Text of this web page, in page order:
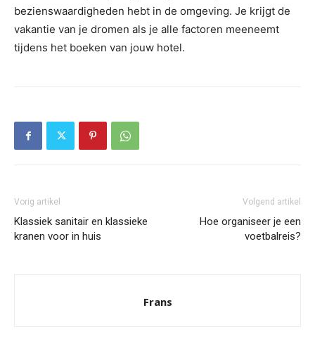
bezienswaardigheden hebt in de omgeving. Je krijgt de
vakantie van je dromen als je alle factoren meeneemt
tijdens het boeken van jouw hotel.
Vorig artikel
Klassiek sanitair en klassieke
kranen voor in huis
Volgend artikel
Hoe organiseer je een
voetbalreis?
Frans